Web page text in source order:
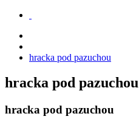
hracka pod pazuchou
hracka pod pazuchou
hracka pod pazuchou